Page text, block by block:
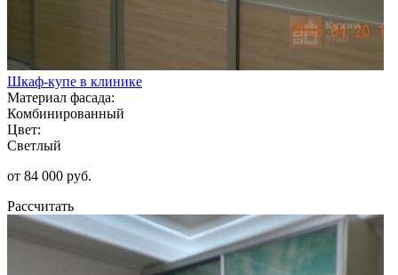
Шкаф-купе в клинике
Материал фасада:
Комбинированный
Цвет:
Светлый
от 84 000 руб.
Рассчитать